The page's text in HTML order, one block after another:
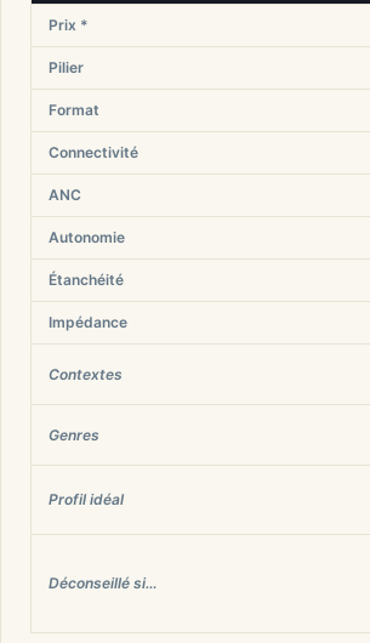
Prix *
Pilier
Format
Connectivité
ANC
Autonomie
Étanchéité
Impédance
Contextes
Genres
Profil idéal
Déconseillé si…